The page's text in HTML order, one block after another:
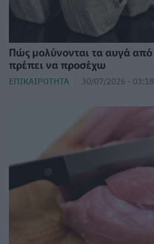
Πώς μολύνονται τα αυγά
πρέπει να προσέχω
ΕΠΙΚΑΙΡΌΤΗΤΑ 30/07/2026 - 03:18